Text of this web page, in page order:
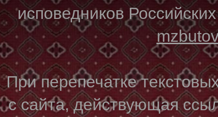
исповедников
При перепечатке
с сайта, действующая